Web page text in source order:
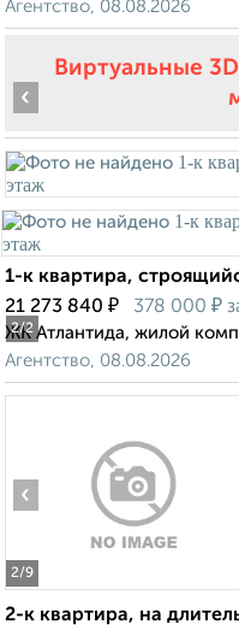
Агентство, 08.08.2026
Виртуальные
2/2
‹
1-к квартира,
21 273 840 ₽ 378 000 ₽
ЖК Атлантида, жилой
Агентство, 08.08.2026
2/9
‹
2-к квартира, на